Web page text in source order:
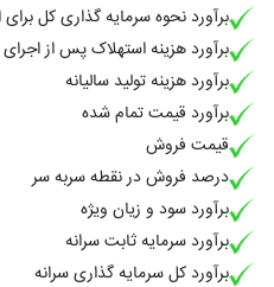
برآورد نحوه سرمایه گذاری کل
برآورد هزینه استهلاک پس از
برآورد هزینه تولید سالیانه
برآورد قیمت تمام شده
قیمت فروش
درصد فروش در نقطه سربه سر
برآورد سود و زیان ویژه
برآورد سرمایه ثابت سرانه
برآورد کل سرمایه گذاری سرانه